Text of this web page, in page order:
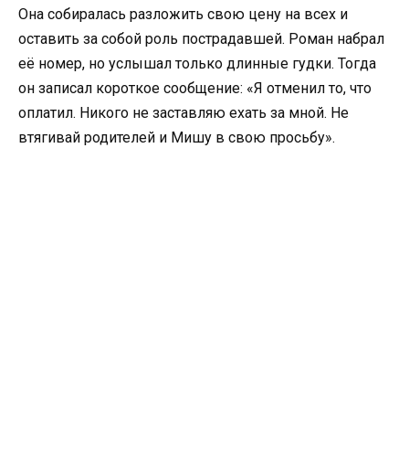
Она собиралась разложить свою цену на всех и
оставить за собой роль пострадавшей. Роман набрал
её номер, но услышал только длинные гудки. Тогда
он записал короткое сообщение: «Я отменил то, что
оплатил. Никого не заставляю ехать за мной. Не
втягивай родителей и Мишу в свою просьбу».